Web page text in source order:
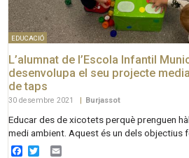
EDUCACIÓ
L’alumnat de l’Escola Infantil
desenvolupa el seu projecte
de taps
30 desembre 2021 Burjassot
Educar des de xicotets perquè prenguen
medi ambient. Aquest és un dels objectius
Facebook
Twitter